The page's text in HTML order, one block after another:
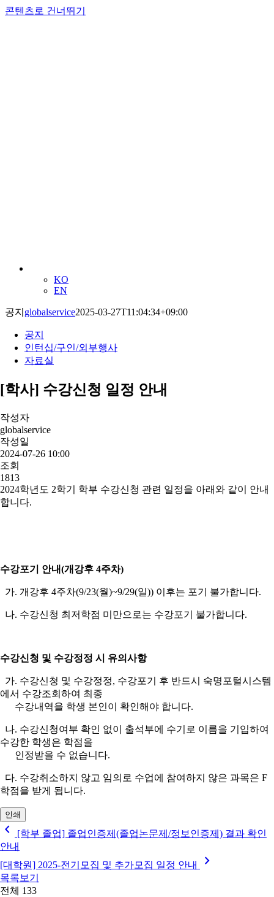
콘텐츠로 건너뛰기
KO
EN
공지 globalservice2025-03-27T11:04:34+09:00
공지
인턴십/구인/외부행사
자료실
[학사] 수강신청 일정 안내
작성자
globalservice
작성일
2024-07-26 10:00
조회
1813
2024학년도 2학기 학부 수강신청 관련 일정을 아래와 같이 안내
합니다.
수강포기 안내(개강후 4주차)
가. 개강후 4주차(9/23(월)~9/29(일)) 이후는 포기 불가합니다.
나. 수강신청 최저학점 미만으로는 수강포기 불가합니다.
수강신청 및 수강정정 시 유의사항
가. 수강신청 및 수강정정, 수강포기 후 반드시 숙명포털시스템
에서 수강조회하여 최종
수강내역을 학생 본인이 확인해야 합니다.
​ 나. 수강신청여부 확인 없이 출석부에 수기로 이름을 기입하여
수강한 학생은 학점을
인정받을 수 없습니다.
​ 다. 수강취소하지 않고 임의로 수업에 참여하지 않은 과목은 F
학점을 받게 됩니다.
인쇄
chevron_left
[학부 졸업] 졸업인증제(졸업논문제/정보인증제) 결과 확인
안내
[대학원] 2025-전기모집 및 추가모집 일정 안내
chevron_right
목록보기
전체 133